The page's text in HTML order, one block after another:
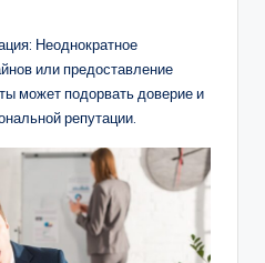
Неоднократное
или предоставление
может подорвать доверие и
репутации.